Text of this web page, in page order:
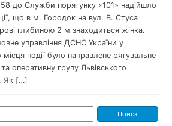
до Служби порятунку «101» надійшло
що в м. Городок на вул. В. Стуса
глибиною 2 м знаходиться жінка.
управління ДСНС України у
місця події було направлене рятувальне
оперативну групу Львівського
Як […]